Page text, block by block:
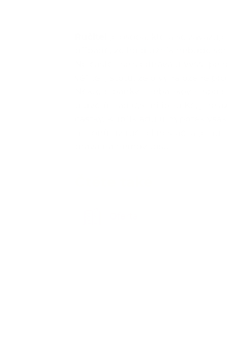
je osoba, která se
případě, že ho dlužník nebude
Nejčastěji se sjednává u vyšší
věřitel jistotu, že o vynaložené
Některé banky i nebankovní
u úvěrů nad 0,5 milionu Kč, jiné
částky. Kupříkladu u hypoték
milionů už ručitel nestačí a je